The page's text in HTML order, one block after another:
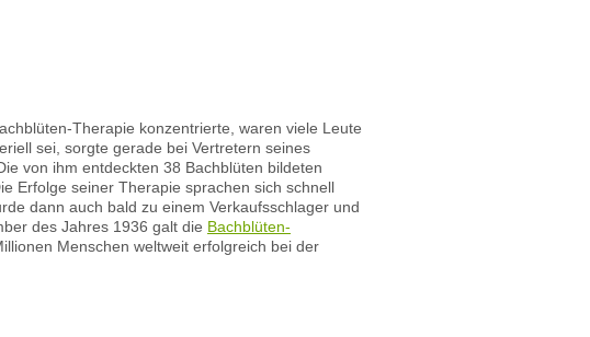
Therapie konzentrierte, waren viele Leute
sei, sorgte gerade bei Vertretern seines
von ihm entdeckten 38 Bachblüten bildeten
Erfolge seiner Therapie sprachen sich schnell
dann auch bald zu einem Verkaufsschlager und
des Jahres 1936 galt die Bachblüten-
Menschen weltweit erfolgreich bei der